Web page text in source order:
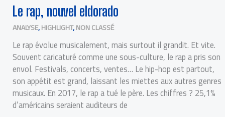
Le rap, nouvel eldorado
ANALYSE,HIGHLIGHT,NON CLASSÉ
Le rap évolue musicalement, mais surtout il grandit. Et vite.
Souvent caricaturé comme une sous-culture, le rap a pris son
envol. Festivals, concerts, ventes… Le hip-hop est partout,
son appétit est grand, laissant les miettes aux autres genres
musicaux. En 2017, le rap a tué le père. Les chiffres ? 25,1%
d’américains seraient auditeurs de